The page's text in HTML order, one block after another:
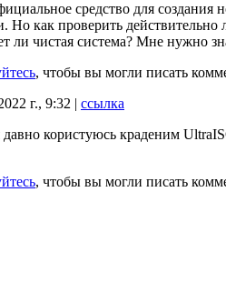
средство для создания
Но как проверить действительно
ли чистая система? Мне нужно
, чтобы вы могли писать
г., 9:32 | ссылка
користуюсь краденим
, чтобы вы могли писать